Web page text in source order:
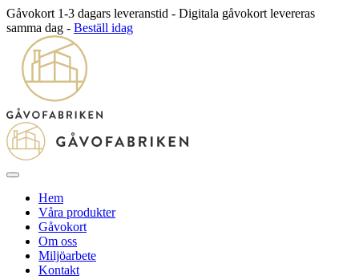
Gåvokort 1-3 dagars leveranstid - Digitala gåvokort levereras
samma dag - Beställ idag
Hem
Våra produkter
Gåvokort
Om oss
Miljöarbete
Kontakt